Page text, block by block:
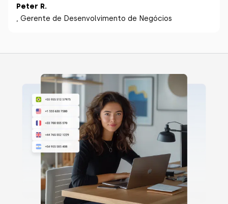
Peter R.
, Gerente de Desenvolvimento de Negócios